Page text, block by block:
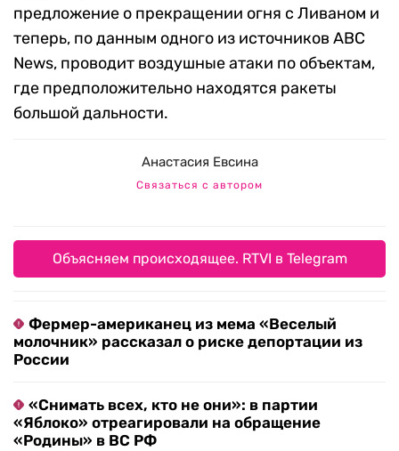
предложение о прекращении огня с Ливаном и
теперь, по данным одного из источников ABC
News, проводит воздушные атаки по объектам,
где предположительно находятся ракеты
большой дальности.
Анастасия Евсина
Связаться с автором
Объясняем происходящее. RTVI в Telegram
Фермер-американец из мема «Веселый
молочник» рассказал о риске депортации из
России
«Снимать всех, кто не они»: в партии
«Яблоко» отреагировали на обращение
«Родины» в ВС РФ